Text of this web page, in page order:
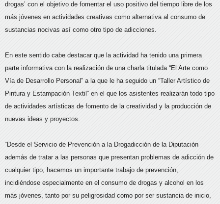
drogas’ con el objetivo de fomentar el uso positivo del tiempo libre de los
más jóvenes en actividades creativas como alternativa al consumo de
sustancias nocivas así como otro tipo de adicciones.
En este sentido cabe destacar que la actividad ha tenido una primera
parte informativa con la realización de una charla titulada “El Arte como
Vía de Desarrollo Personal” a la que le ha seguido un “Taller Artístico de
Pintura y Estampación Textil” en el que los asistentes realizarán todo tipo
de actividades artísticas de fomento de la creatividad y la producción de
nuevas ideas y proyectos.
“Desde el Servicio de Prevención a la Drogadicción de la Diputación
además de tratar a las personas que presentan problemas de adicción de
cualquier tipo, hacemos un importante trabajo de prevención,
incidiéndose especialmente en el consumo de drogas y alcohol en los
más jóvenes, tanto por su peligrosidad como por ser sustancia de inicio,